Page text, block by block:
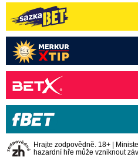
Hrajte zodpovědně. 18+ |
hazardní hře může vzniknout